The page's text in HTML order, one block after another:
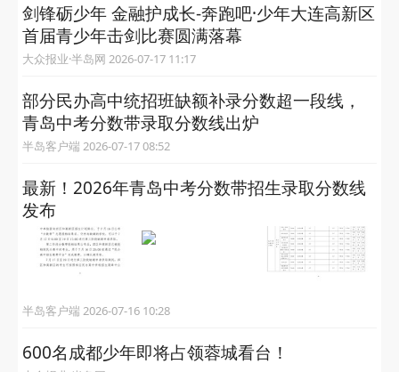
剑锋砺少年 金融护成长-奔跑吧·少年大连高新区
首届青少年击剑比赛圆满落幕
大众报业·半岛网 2026-07-17 11:17
部分民办高中统招班缺额补录分数超一段线，
青岛中考分数带录取分数线出炉
半岛客户端 2026-07-17 08:52
最新！2026年青岛中考分数带招生录取分数线
发布
半岛客户端 2026-07-16 10:28
600名成都少年即将占领蓉城看台！